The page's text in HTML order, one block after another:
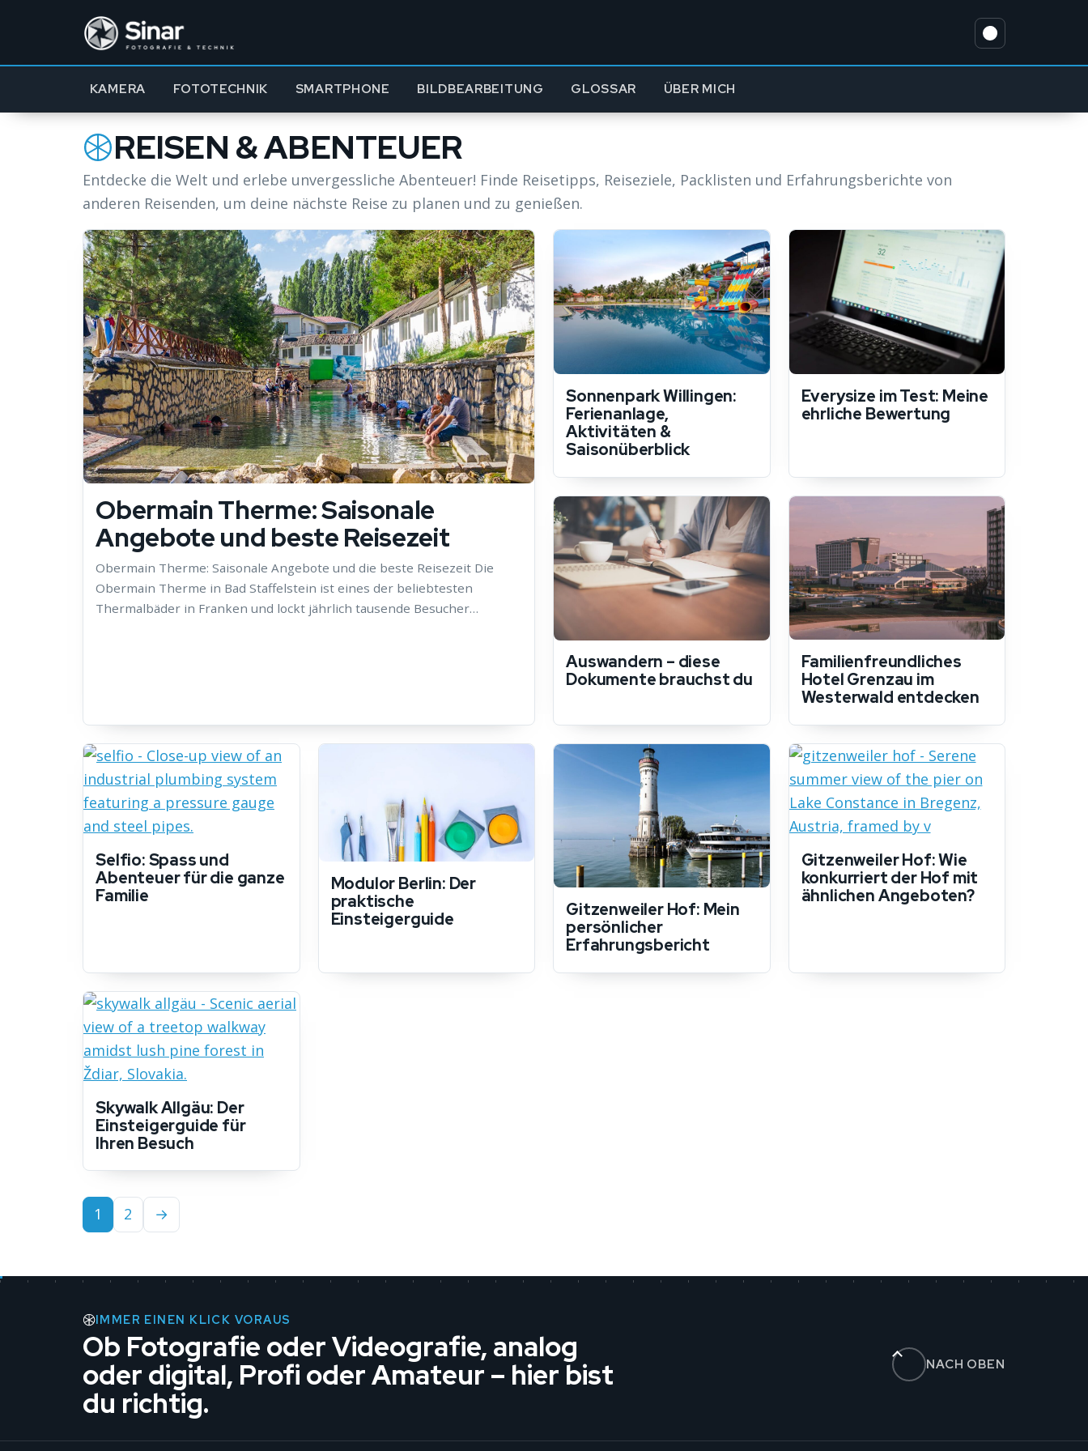
KAMERA FOTOTECHNIK SMARTPHONE BILDBEARBEITUNG GLOSSAR ÜBER MICH
REISEN & ABENTEUER
Entdecke die Welt und erlebe unvergessliche Abenteuer! Finde Reisetipps, Reiseziele, Packlisten und Erfahrungsberichte von
anderen Reisenden, um deine nächste Reise zu planen und zu genießen.
Obermain Therme: Saisonale
Angebote und beste Reisezeit
Obermain Therme: Saisonale Angebote und die beste Reisezeit Die
Obermain Therme in Bad Staffelstein ist eines der beliebtesten
Thermalbäder in Franken und lockt jährlich tausende Besucher…
Sonnenpark Willingen:
Ferienanlage,
Aktivitäten &
Saisonüberblick
Everysize im Test: Meine
ehrliche Bewertung
Auswandern – diese
Dokumente brauchst du
Familienfreundliches
Hotel Grenzau im
Westerwald entdecken
Selfio: Spass und
Abenteuer für die ganze
Familie
Modulor Berlin: Der
praktische
Einsteigerguide
Gitzenweiler Hof: Mein
persönlicher
Erfahrungsbericht
Gitzenweiler Hof: Wie
konkurriert der Hof mit
ähnlichen Angeboten?
Skywalk Allgäu: Der
Einsteigerguide für
Ihren Besuch
1 2 →
IMMER EINEN KLICK VORAUS
Ob Fotografie oder Videografie, analog
oder digital, Profi oder Amateur – hier bist
du richtig.
NACH OBEN